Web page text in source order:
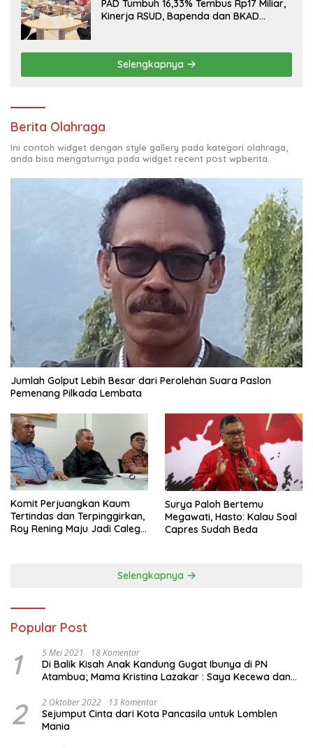
PAD Tumbuh 16,33% Tembus Rp17 Miliar,
Kinerja RSUD, Bapenda dan BKAD
Selengkapnya
Berita Olahraga
Ini contoh widget dengan style gallery pada kategori olahraga,
anda bisa mengaturnya pada widget recent post wpberita.
Jumlah Golput Lebih Besar dari Perolehan Suara Paslon
Pemenang Pilkada Lembata
Komit Perjuangkan Kaum
Tertindas dan Terpinggirkan,
Roy Rening Maju Jadi Caleg
Surya Paloh Bertemu
Megawati, Hasto: Kalau Soal
Capres Sudah Beda
Selengkapnya
Popular Post
1 5 Mei 2021 18 Komentar
Di Balik Kisah Anak Kandung Gugat Ibunya di PN
Atambua; Mama Kristina Lazakar : Saya Kecewa dan
2 2 Oktober 2022 13 Komentar
Sejumput Cinta dari Kota Pancasila untuk Lomblen
Mania